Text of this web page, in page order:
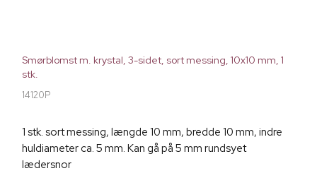
Smørblomst m. krystal, 3-sidet, sort messing, 10x10 mm, 1
stk.
14120P
1 stk. sort messing, længde 10 mm, bredde 10 mm, indre
huldiameter ca. 5 mm. Kan gå på 5 mm rundsyet
lædersnor